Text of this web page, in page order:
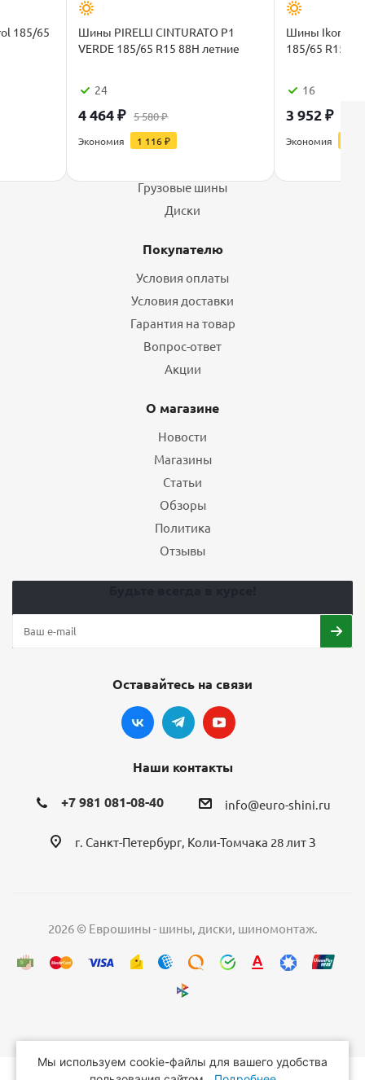
185/65
Шины PIRELLI CINTURATO P1
VERDE 185/65 R15 88H летние
24
4 464₽ 5 580₽
Экономия 1 116₽
Шины Ikon
185/65 R15
16
3 952₽
Экономия
Каталог
Грузовые шины
Диски
Покупателю
Условия оплаты
Условия доставки
Гарантия на товар
Вопрос-ответ
Акции
О магазине
Новости
Магазины
Статьи
Обзоры
Политика
Отзывы
Оставайтесь на связи
Наши контакты
+7 981 081-08-40 info@euro-shini.ru
г. Санкт-Петербург, Коли-Томчака 28 лит З
2026 © Еврошины - шины, диски, шиномонтаж.
Мы используем cookie-файлы для вашего удобства